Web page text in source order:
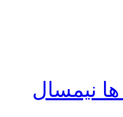
نیمسال